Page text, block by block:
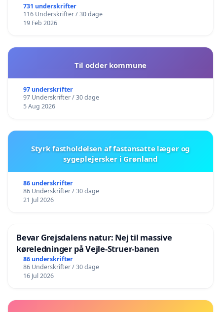
731 underskrifter
116 Underskrifter / 30 dage
19 Feb 2026
Til odder kommune
97 underskrifter
97 Underskrifter / 30 dage
5 Aug 2026
Styrk fastholdelsen af fastansatte læger og
sygeplejersker i Grønland
86 underskrifter
86 Underskrifter / 30 dage
21 Jul 2026
Bevar Grejsdalens natur: Nej til massive
køreledninger på Vejle-Struer-banen
86 underskrifter
86 Underskrifter / 30 dage
16 Jul 2026